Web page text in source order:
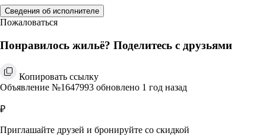
Сведения об исполнителе
Пожаловаться
Понравилось жильё? Поделитесь с друзьями
Копировать ссылку
Объявление №1647993 обновлено 1 год назад
₽
Приглашайте друзей и бронируйте со скидкой